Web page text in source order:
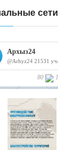
сети